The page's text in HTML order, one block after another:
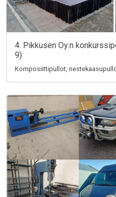
4. Pikkusen Oy:n
9)
Komposiittipullot,